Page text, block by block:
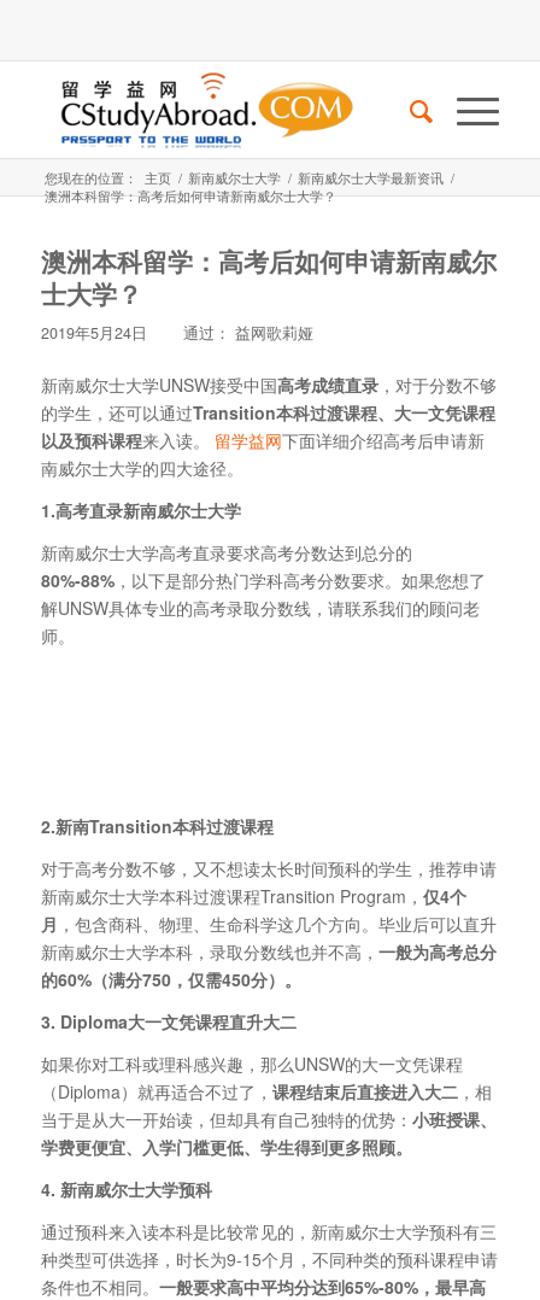
您现在的位置： 主页 / 新南威尔士大学 / 新南威尔士大学最新资讯 /
澳洲本科留学：高考后如何申请新南威尔士大学？
澳洲本科留学：高考后如何申请新南威尔
士大学？
2019年5月24日 通过： 益网歌莉娅
新南威尔士大学UNSW接受中国高考成绩直录，对于分数不够
的学生，还可以通过Transition本科过渡课程、大一文凭课程
以及预科课程来入读。 留学益网下面详细介绍高考后申请新
南威尔士大学的四大途径。
1.高考直录新南威尔士大学
新南威尔士大学高考直录要求高考分数达到总分的
80%-88%，以下是部分热门学科高考分数要求。如果您想了
解UNSW具体专业的高考录取分数线，请联系我们的顾问老
师。
2.新南Transition本科过渡课程
对于高考分数不够，又不想读太长时间预科的学生，推荐申请
新南威尔士大学本科过渡课程Transition Program， 仅4个
月 ，包含商科、物理、生命科学这几个方向。毕业后可以直升
新南威尔士大学本科，录取分数线也并不高， 一般为高考总分
的60%（满分750，仅需450分）。
3. Diploma大一文凭课程直升大二
如果你对工科或理科感兴趣，那么UNSW的大一文凭课程
（Diploma）就再适合不过了， 课程结束后直接进入大二，相
当于是从大一开始读，但却具有自己独特的优势： 小班授课、
学费更便宜、入学门槛更低、学生得到更多照顾。
4. 新南威尔士大学预科
通过预科来入读本科是比较常见的，新南威尔士大学预科有三
种类型可供选择，时长为9-15个月，不同种类的预科课程申请
条件也不相同。 一般要求高中平均分达到65%-80%，最早高